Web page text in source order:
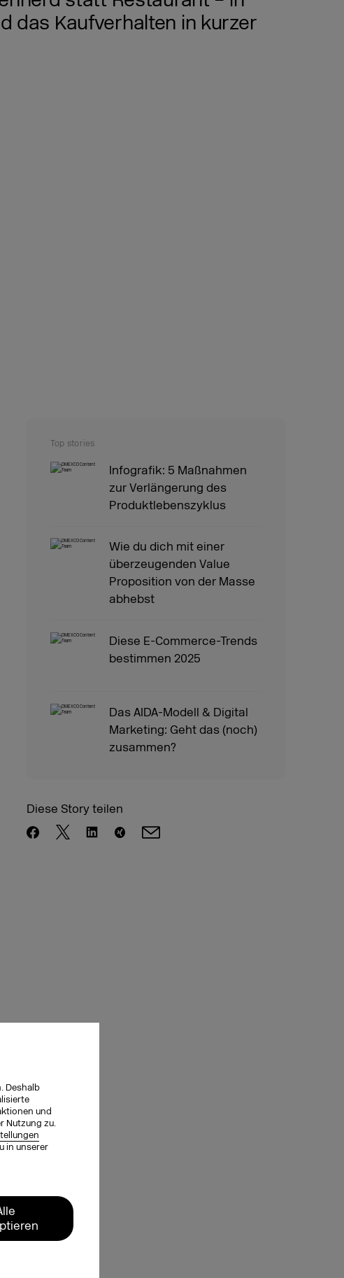
Deshalb
und
Nutzung zu.
in unserer
das Kaufverhalten in kurzer
Top stories
Infografik: 5 Maßnahmen
zur Verlängerung des
Produktlebenszyklus
Wie du dich mit einer
überzeugenden Value
Proposition von der Masse
abhebst
Diese E-Commerce-Trends
bestimmen 2025
Das AIDA-Modell & Digital
Marketing: Geht das (noch)
zusammen?
Diese Story teilen